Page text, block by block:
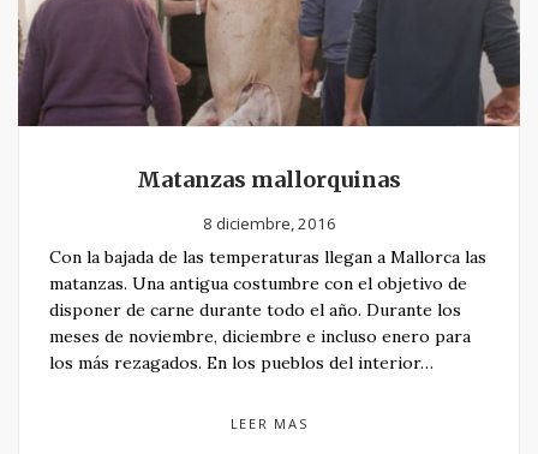
Matanzas mallorquinas
8 diciembre, 2016
Con la bajada de las temperaturas llegan a Mallorca las
matanzas. Una antigua costumbre con el objetivo de
disponer de carne durante todo el año. Durante los
meses de noviembre, diciembre e incluso enero para
los más rezagados. En los pueblos del interior…
LEER MAS